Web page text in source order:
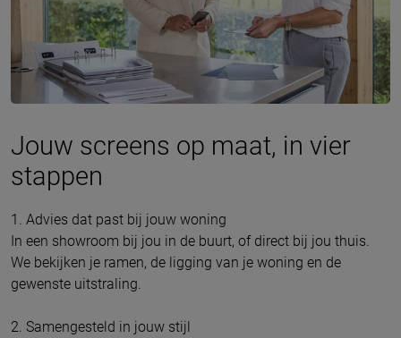
Jouw screens op maat, in vier
stappen
1. Advies dat past bij jouw woning
In een showroom bij jou in de buurt, of direct bij jou thuis.
We bekijken je ramen, de ligging van je woning en de
gewenste uitstraling.
2. Samengesteld in jouw stijl